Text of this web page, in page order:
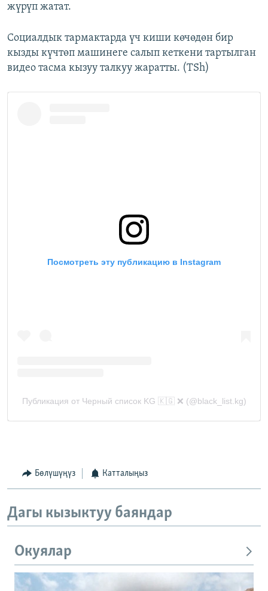
жүрүп жатат.
Социалдык тармактарда үч киши көчөдөн бир
кызды күчтөп машинеге салып кеткени тартылган
видео тасма кызуу талкуу жаратты. (TSh)
Бөлүшүңүз Катталыңыз
Дагы кызыктуу баяндар
Окуялар